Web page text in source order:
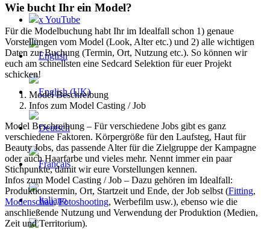
x YouTube
Wie bucht Ihr ein Model?
Für die Modelbuchung habt Ihr im Idealfall schon 1) genaue
Vorstellungen vom Model (Look, Alter etc.) und 2) alle wichtigen
Daten zur Buchung (Termin, Ort, Nutzung etc.). So können wir
euch am schnellsten eine Sedcard Selektion für euer Projekt
schicken!
Model Beschreibung
Infos zum Model Casting / Job
Model Beschreibung – Für verschiedene Jobs gibt es ganz
verschiedene Faktoren. Körpergröße für den Laufsteg, Haut für
Beauty Jobs, das passende Alter für die Zielgruppe der Kampagne
oder auch Haarfarbe und vieles mehr. Nennt immer ein paar
Stichpunkte, damit wir eure Vorstellungen kennen.
Infos zum Model Casting / Job – Dazu gehören im Idealfall:
Produktionstermin, Ort, Startzeit und Ende, der Job selbst (Fitting,
Modenschau,Fotoshooting, Werbefilm usw.), ebenso wie die
anschließende Nutzung und Verwendung der Produktion (Medien,
Zeit und Territorium).